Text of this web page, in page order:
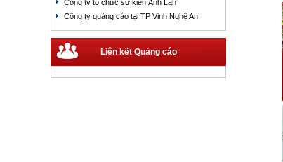
Công ty tổ chức sự kiện Ánh Lân
Công ty quảng cáo tại TP Vinh Nghệ An
Liên kết Quảng cáo